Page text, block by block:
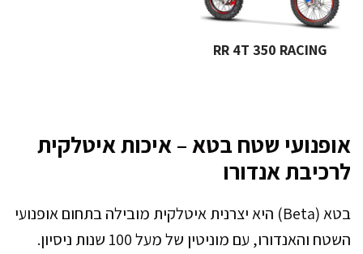
RR 4T 350 RACING
אופנועי שטח בטא – איכות איטלקית
לרכיבת אנדורו
בטא (Beta) היא יצרנית איטלקית מובילה בתחום אופנועי
השטח והאנדורו, עם מוניטין של מעל 100 שנות ניסיון.